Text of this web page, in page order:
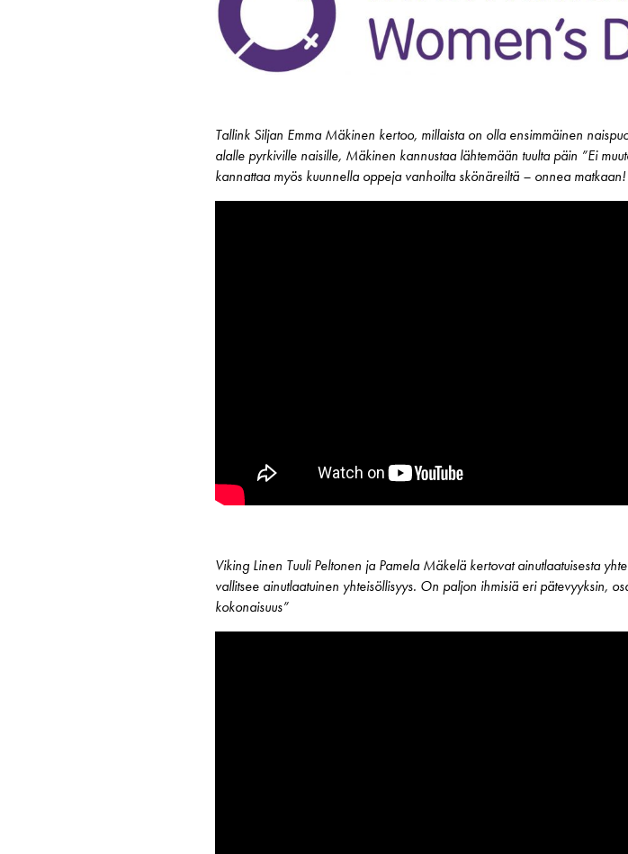
Tallink Siljan Emma Mäkinen kertoo, millaista on olla ensimmäinen
alalle pyrkiville naisille, Mäkinen kannustaa lähtemään tuulta päin ”Ei
kannattaa myös kuunnella oppeja vanhoilta skönäreiltä – onnea
Viking Linen Tuuli Peltonen ja Pamela Mäkelä kertovat ainutlaatuisesta
vallitsee ainutlaatuinen yhteisöllisyys. On paljon ihmisiä eri pätevyyksin,
kokonaisuus”